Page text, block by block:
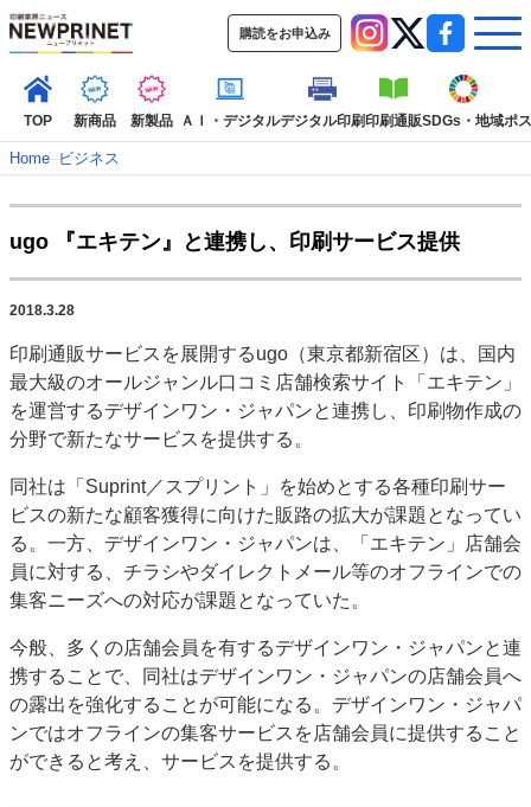
購読をお申込み
TOP 新商品 新製品 ＡＩ・デジタルデジタル印刷印刷通販SDGs・地域ポ
インタビュー
コレクション
新商品 新製品 ＡＩ・デジタル デジタル印刷
印刷通販
SDGs・地域
ポストプレス ビジネス イベント 信用情報
業界
市場・統計
人事・移転・異動・訃報
特集記事カテゴリー一覧
特集・デジタル印刷 アイデアで勝負！ ～多様なビジネス・多彩な商材～
JAPAN PACK 2023 特集
中古印刷機・製本機特集
2022 見える化・MIS特集
2022 検査・校正特集
案内
発刊案内
JFPI印刷用語集 印刷機材年鑑
運営
Home–ビジネス
ugo 『エキテン』と連携し、印刷サービス提供
2018.3.28
印刷通販サービスを展開するugo（東京都新宿区）は、国内
最大級のオールジャンル口コミ店舗検索サイト「エキテン」
を運営するデザインワン・ジャパンと連携し、印刷物作成の
分野で新たなサービスを提供する。
同社は「Suprint／スプリント」を始めとする各種印刷サー
ビスの新たな顧客獲得に向けた販路の拡大が課題となってい
る。一方、デザインワン・ジャパンは、「エキテン」店舗会
員に対する、チラシやダイレクトメール等のオフラインでの
集客ニーズへの対応が課題となっていた。
今般、多くの店舗会員を有するデザインワン・ジャパンと連
携することで、同社はデザインワン・ジャパンの店舗会員へ
の露出を強化することが可能になる。デザインワン・ジャパ
ンではオフラインの集客サービスを店舗会員に提供すること
ができると考え、サービスを提供する。